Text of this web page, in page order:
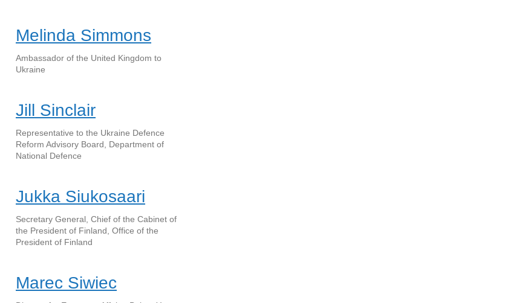
Melinda Simmons
Ambassador of the United Kingdom to
Ukraine
Jill Sinclair
Representative to the Ukraine Defence
Reform Advisory Board, Department of
National Defence
Jukka Siukosaari
Secretary General, Chief of the Cabinet of
the President of Finland, Office of the
President of Finland
Marec Siwiec